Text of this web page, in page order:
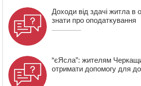
Доходи від здачі житла в
знати про оподаткування
“єЯсла”: жителям
отримати допомогу для